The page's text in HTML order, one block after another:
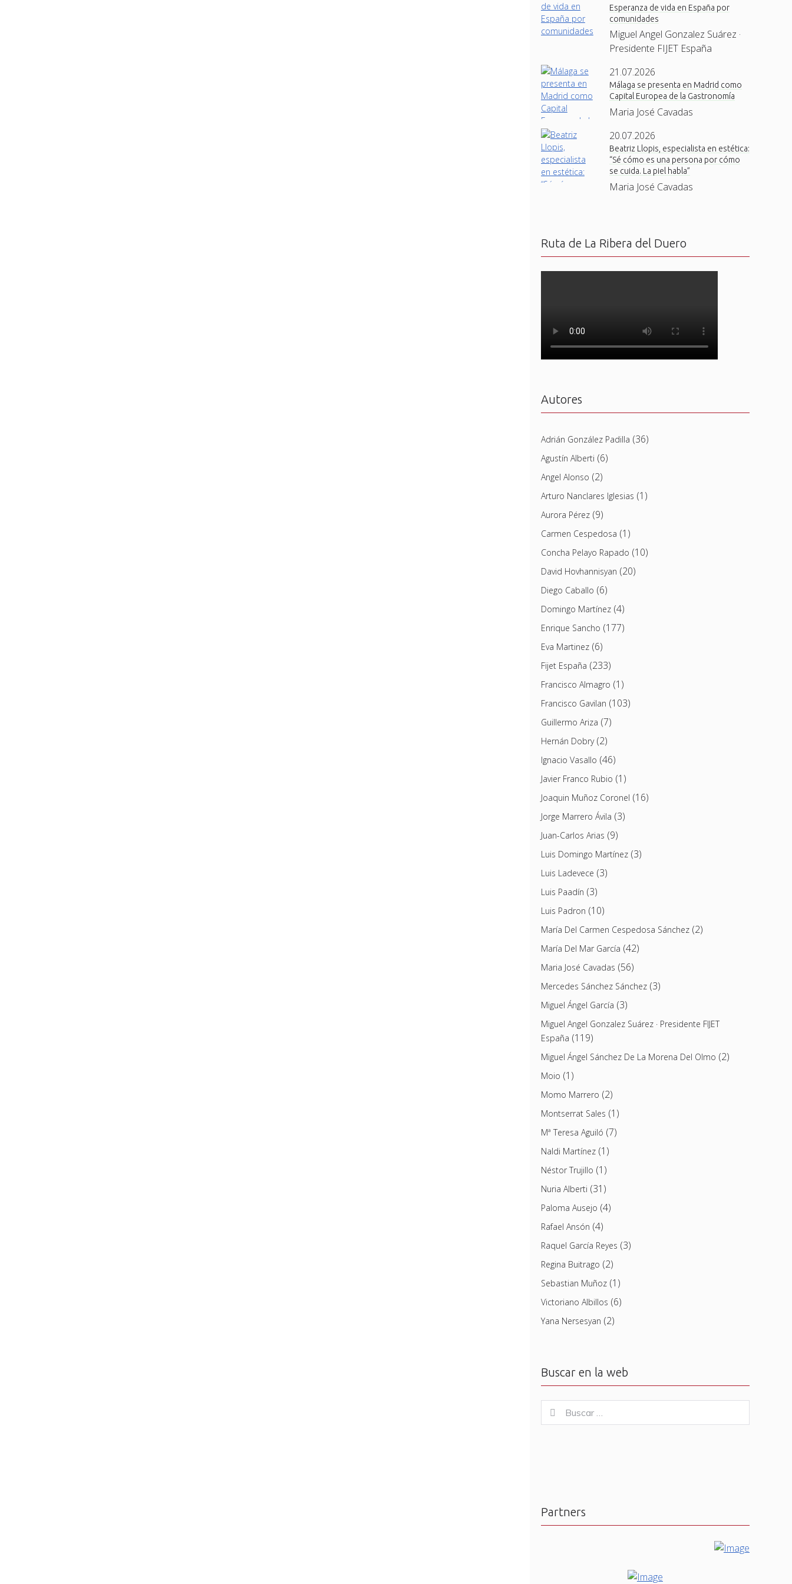
Esperanza de vida en España por
comunidades
Miguel Angel Gonzalez Suárez ·
Presidente FIJET España
21.07.2026
Málaga se presenta en Madrid como
Capital Europea de la Gastronomía
Maria José Cavadas
20.07.2026
Beatriz Llopis, especialista en estética:
“Sé cómo es una persona por cómo
se cuida. La piel habla”
Maria José Cavadas
Ruta de La Ribera del Duero
Autores
Adrián González Padilla (36)
Agustín Alberti (6)
Angel Alonso (2)
Arturo Nanclares Iglesias (1)
Aurora Pérez(9)
Carmen Cespedosa (1)
Concha Pelayo Rapado (10)
David Hovhannisyan (20)
Diego Caballo (6)
Domingo Martínez(4)
Enrique Sancho (177)
Eva Martinez(6)
Fijet España (233)
Francisco Almagro (1)
Francisco Gavilan (103)
Guillermo Ariza (7)
Hernán Dobry(2)
Ignacio Vasallo (46)
Javier Franco Rubio (1)
Joaquin Muñoz Coronel (16)
Jorge Marrero Ávila (3)
Juan-Carlos Arias (9)
Luis Domingo Martínez(3)
Luis Ladevece (3)
Luis Paadín (3)
Luis Padron (10)
María Del Carmen Cespedosa Sánchez(2)
María Del Mar García (42)
Maria José Cavadas (56)
Mercedes Sánchez Sánchez(3)
Miguel Ángel García (3)
Miguel Angel Gonzalez Suárez · Presidente FIJET
España (119)
Miguel Ángel Sánchez De La Morena Del Olmo (2)
Moio (1)
Momo Marrero (2)
Montserrat Sales (1)
Mª Teresa Aguiló (7)
Naldi Martínez(1)
Néstor Trujillo (1)
Nuria Alberti (31)
Paloma Ausejo (4)
Rafael Ansón (4)
Raquel García Reyes (3)
Regina Buitrago (2)
Sebastian Muñoz(1)
Victoriano Albillos (6)
Yana Nersesyan (2)
Buscar en la web
for:
Buscar
Partners